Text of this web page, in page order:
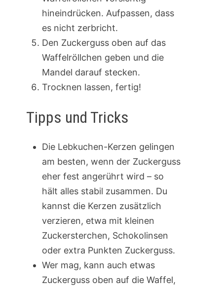
hineindrücken. Aufpassen, dass
es nicht zerbricht.
Den Zuckerguss oben auf das
Waffelröllchen geben und die
Mandel darauf stecken.
Trocknen lassen, fertig!
Tipps und Tricks
Die Lebkuchen-Kerzen gelingen
am besten, wenn der Zuckerguss
eher fest angerührt wird – so
hält alles stabil zusammen. Du
kannst die Kerzen zusätzlich
verzieren, etwa mit kleinen
Zuckersterchen, Schokolinsen
oder extra Punkten Zuckerguss.
Wer mag, kann auch etwas
Zuckerguss oben auf die Waffel,